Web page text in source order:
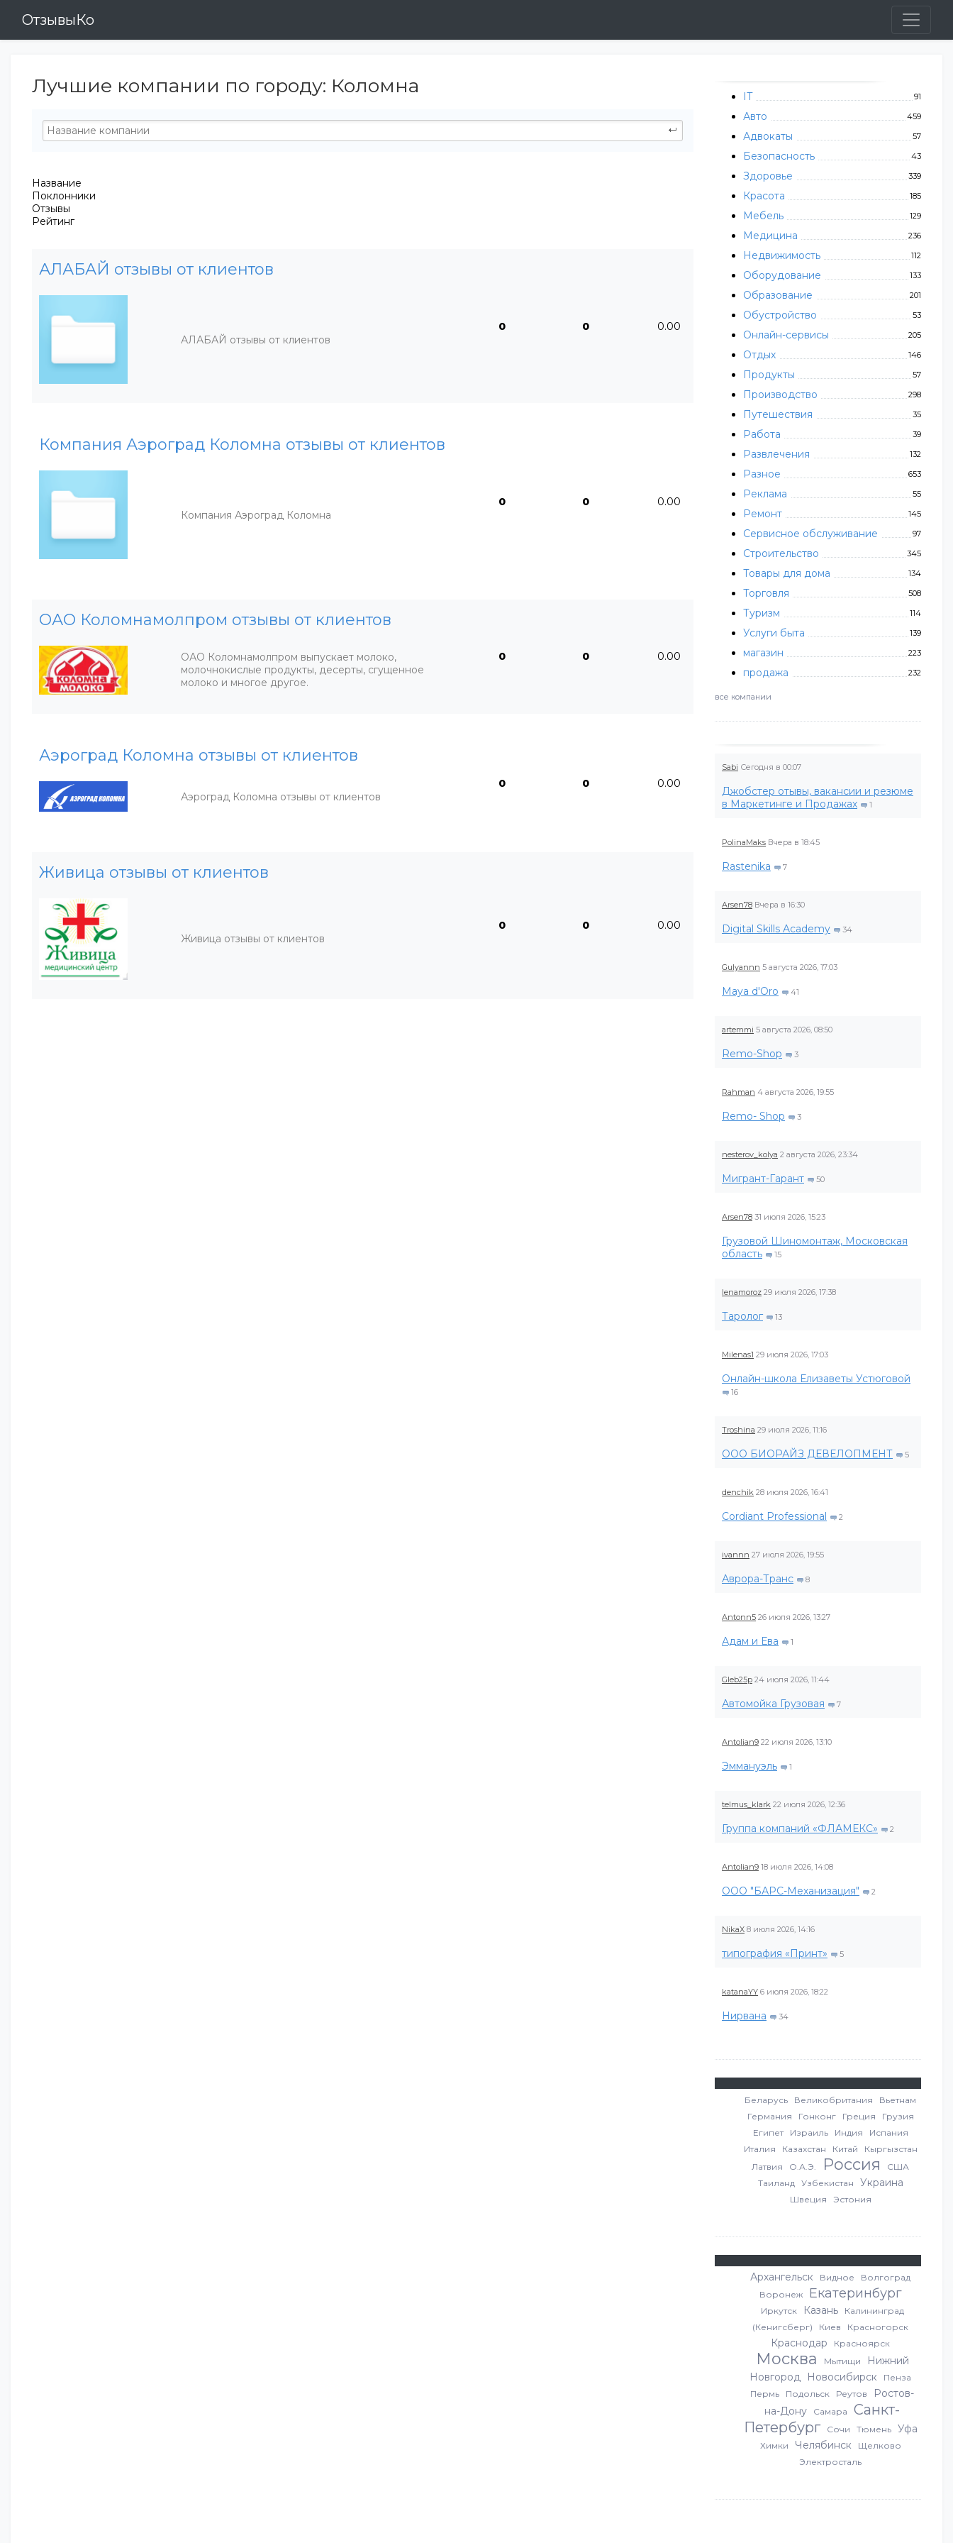
ОтзывыКо
IT 91
Авто 459
Адвокаты 57
Безопасность 43
Здоровье 339
Красота 185
Мебель 129
Медицина 236
Недвижимость 112
Оборудование 133
Образование 201
Обустройство 53
Онлайн-сервисы 205
Отдых 146
Продукты 57
Производство 298
Путешествия 35
Работа 39
Развлечения 132
Разное 653
Реклама 55
Ремонт 145
Сервисное обслуживание 97
Строительство 345
Товары для дома 134
Торговля 508
Туризм 114
Услуги быта 139
магазин 223
продажа 232
все компании
Sabi Сегодня в 00:07
Джобстер отывы, вакансии и резюме
в Маркетинге и Продажах
1
PolinaMaks Вчера в 18:45
Rastenika 7
Arsen78 Вчера в 16:30
Digital Skills Academy 34
Gulyannn 5 августа 2026, 17:03
Maya d'Oro 41
artemmi 5 августа 2026, 08:50
Remo-Shop 3
Rahman 4 августа 2026, 19:55
Remo- Shop 3
nesterov_kolya 2 августа 2026, 23:34
Мигрант-Гарант 50
Arsen78 31 июля 2026, 15:23
Грузовой Шиномонтаж, Московская
область
15
lenamoroz 29 июля 2026, 17:38
Таролог 13
Milenas1 29 июля 2026, 17:03
Онлайн-школа Елизаветы Устюговой
16
Troshina 29 июля 2026, 11:16
ООО БИОРАЙЗ ДЕВЕЛОПМЕНТ 5
denchik 28 июля 2026, 16:41
Cordiant Professional 2
ivannn 27 июля 2026, 19:55
Аврора-Транс 8
Antonn5 26 июля 2026, 13:27
Адам и Ева 1
Gleb25p 24 июля 2026, 11:44
Автомойка Грузовая 7
Antolian9 22 июля 2026, 13:10
Эммануэль 1
telmus_klark 22 июля 2026, 12:36
Группа компаний «ФЛАМЕКС» 2
Antolian9 18 июля 2026, 14:08
ООО "БАРС-Механизация" 2
NikaX 8 июля 2026, 14:16
типография «Принт» 5
katanaYY 6 июля 2026, 18:22
Нирвана 34
Беларусь Великобритания
Вьетнам
Германия
Гонконг Греция
Грузия
Египет
Израиль Индия
Испания
Италия
Казахстан Китай
Кыргызстан
Латвия
О.А.Э. Россия
США
Таиланд
Узбекистан Украина
Швеция Эстония
Архангельск Видное
Волгоград
Воронеж
Екатеринбург
Иркутск Казань
Калининград
(Кенигсберг)
Киев Красногорск
Краснодар Красноярск
Москва Мытищи
Нижний
Новгород
Новосибирск
Пенза
Пермь
Подольск Реутов
Ростов-
на-Дону
Самара
Санкт-
Петербург
Сочи Тюмень Уфа
Химки Челябинск
Щелково
Электросталь
Лучшие компании по городу: Коломна
Название
Поклонники
Отзывы
Рейтинг
АЛАБАЙ отзывы от клиентов
АЛАБАЙ отзывы от клиентов
0 0 0.00
Компания Аэроград Коломна отзывы от клиентов
Компания Аэроград Коломна
0 0 0.00
ОАО Коломнамолпром отзывы от клиентов
ОАО Коломнамолпром выпускает молоко,
молочнокислые продукты, десерты, сгущенное
молоко и многое другое.
0 0 0.00
Аэроград Коломна отзывы от клиентов
Аэроград Коломна отзывы от клиентов
0 0 0.00
Живица отзывы от клиентов
Живица отзывы от клиентов
0 0 0.00